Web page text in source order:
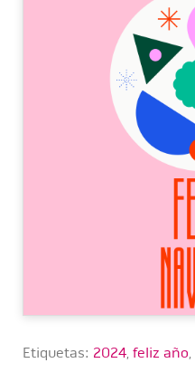
Etiquetas: 2024, feliz año,